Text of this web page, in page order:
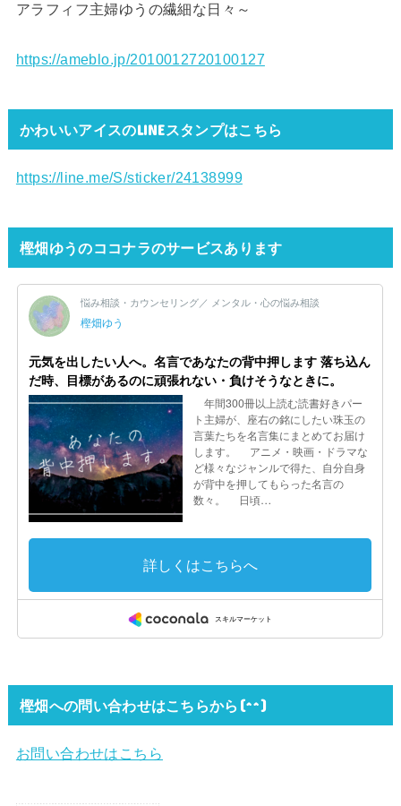
アラフィフ主婦ゆうの繊細な日々～
https://ameblo.jp/2010012720100127
かわいいアイスのLINEスタンプはこちら
https://line.me/S/sticker/24138999
樫畑ゆうのココナラのサービスあります
樫畑への問い合わせはこちらから(^^)
お問い合わせはこちら